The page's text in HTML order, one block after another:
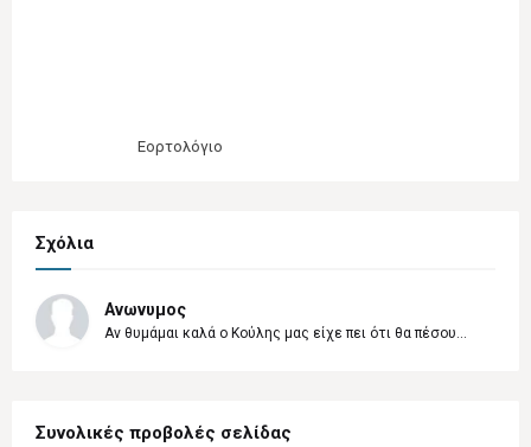
Εορτολόγιο
Σχόλια
Ανωνυμος
Αν θυμάμαι καλά ο Κούλης μας είχε πει ότι θα πέσου...
Συνολικές προβολές σελίδας